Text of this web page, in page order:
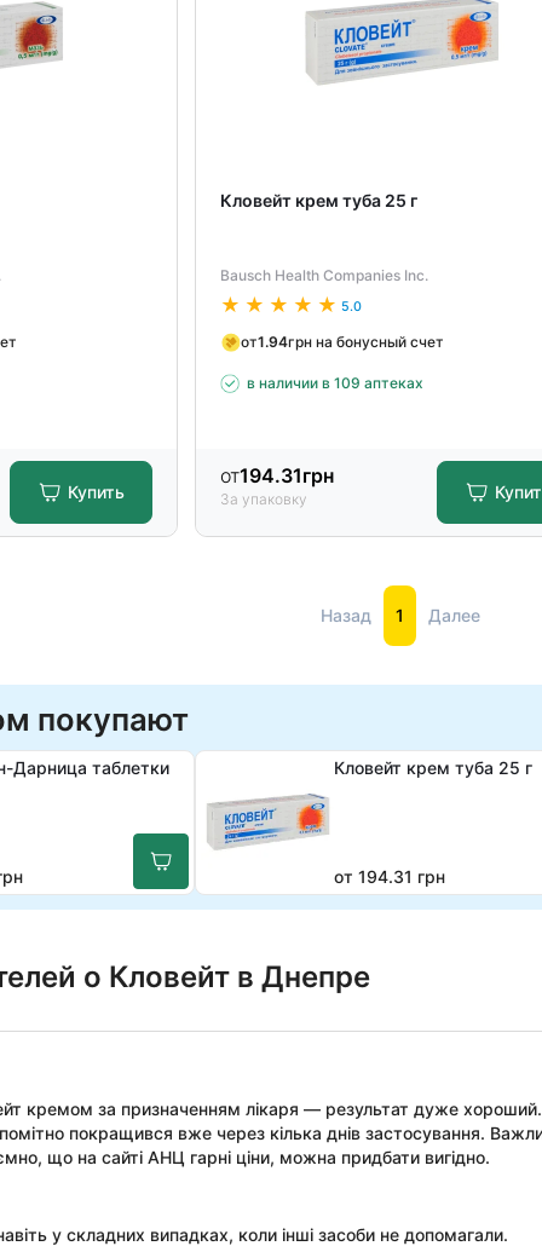
Купить
Кловейт крем туба 25 г
Bausch Health Companies Inc.
5.0
от1.94грн на бонусный счет
в наличии в 109 аптеках
от194.31грн
За упаковку
Назад 1 Далее
покупают
Дарница таблетки Кловейт крем туба 25 г
от 194.31 грн
о Кловейт в Днепре
кремом за призначенням лікаря — результат дуже
покращився вже через кілька днів застосування.
що на сайті АНЦ гарні ціни, можна придбати вигідно.
у складних випадках, коли інші засоби не допомагали.